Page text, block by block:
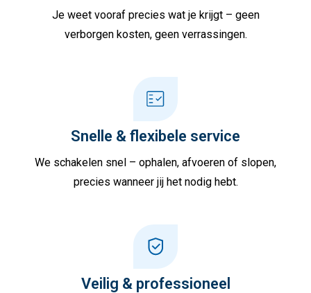
Je weet vooraf precies wat je krijgt – geen
verborgen kosten, geen verrassingen.
Snelle & flexibele service
We schakelen snel – ophalen, afvoeren of slopen,
precies wanneer jij het nodig hebt.
Veilig & professioneel